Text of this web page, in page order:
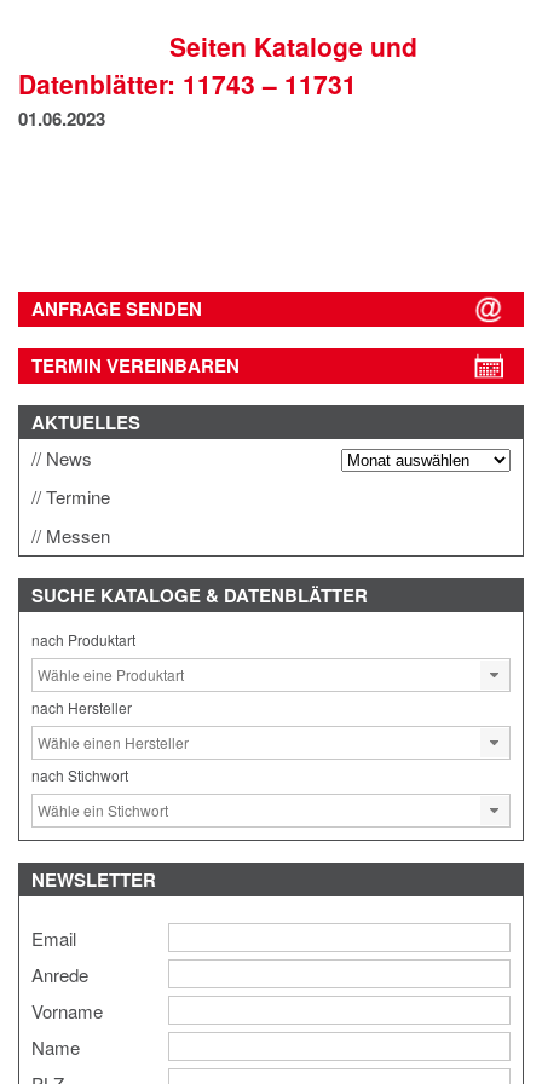
DATENSCHUTZSeiten Kataloge und
Datenblätter: 11743 – 11731
01.06.2023
ANFRAGE SENDEN
TERMIN VEREINBAREN
AKTUELLES
News
Termine
Messen
SUCHE KATALOGE & DATENBLÄTTER
nach Produktart
nach Hersteller
nach Stichwort
NEWSLETTER
Email
Anrede
Vorname
Name